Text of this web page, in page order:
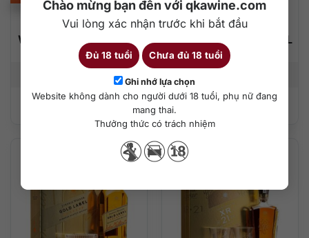
Chào mừng bạn đến với qkawine.com
Vui lòng xác nhận trước khi bắt đầu
Đủ 18 tuổi Chưa đủ 18 tuổi
Ghi nhớ lựa chọn
Website không dành cho người dưới 18 tuổi, phụ nữ đang
mang thai.
Thưởng thức có trách nhiệm
Hộp Quà Johnnie
Walker Black Tết 2026
40%
Hộp Quà Johnnie
Walker Double Black 1L
Tết 2026